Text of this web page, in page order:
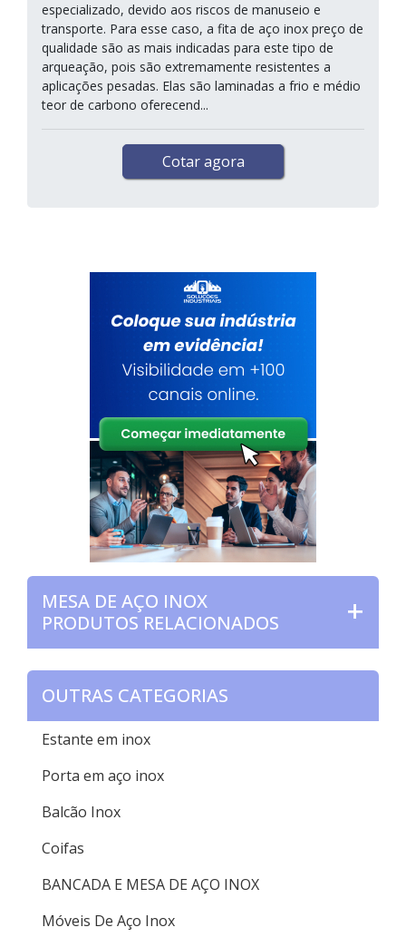
especializado, devido aos riscos de manuseio e
transporte. Para esse caso, a fita de aço inox preço de
qualidade são as mais indicadas para este tipo de
arqueação, pois são extremamente resistentes a
aplicações pesadas. Elas são laminadas a frio e médio
teor de carbono oferecend...
Cotar agora
MESA DE AÇO INOX
PRODUTOS RELACIONADOS
OUTRAS CATEGORIAS
Estante em inox
Porta em aço inox
Balcão Inox
Coifas
BANCADA E MESA DE AÇO INOX
Móveis De Aço Inox